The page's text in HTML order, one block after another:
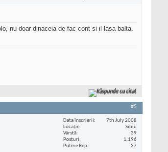
nu doar dinaceia de fac cont si il lasa balta.
Răspunde cu citat
#5
Data înscrierii
7th July 2008
Locaţie
Sibiu
Vârstă
39
Posturi
1.196
Putere Rep
37